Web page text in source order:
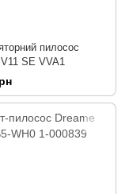
пилосос
SE VVA1